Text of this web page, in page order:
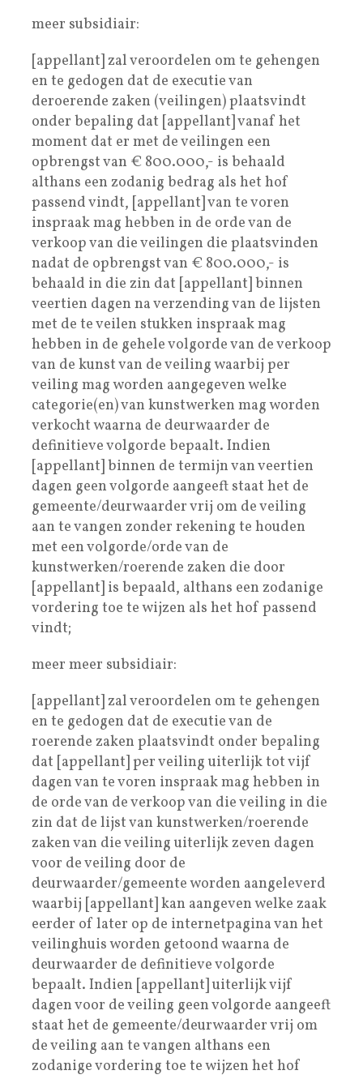
meer subsidiair:
[appellant] zal veroordelen om te gehengen
en te gedogen dat de executie van
deroerende zaken (veilingen) plaatsvindt
onder bepaling dat [appellant] vanaf het
moment dat er met de veilingen een
opbrengst van € 800.000,- is behaald
althans een zodanig bedrag als het hof
passend vindt, [appellant] van te voren
inspraak mag hebben in de orde van de
verkoop van die veilingen die plaatsvinden
nadat de opbrengst van € 800.000,- is
behaald in die zin dat [appellant] binnen
veertien dagen na verzending van de lijsten
met de te veilen stukken inspraak mag
hebben in de gehele volgorde van de verkoop
van de kunst van de veiling waarbij per
veiling mag worden aangegeven welke
categorie(en) van kunstwerken mag worden
verkocht waarna de deurwaarder de
definitieve volgorde bepaalt. Indien
[appellant] binnen de termijn van veertien
dagen geen volgorde aangeeft staat het de
gemeente/deurwaarder vrij om de veiling
aan te vangen zonder rekening te houden
met een volgorde/orde van de
kunstwerken/roerende zaken die door
[appellant] is bepaald, althans een zodanige
vordering toe te wijzen als het hof passend
vindt;
meer meer subsidiair:
[appellant] zal veroordelen om te gehengen
en te gedogen dat de executie van de
roerende zaken plaatsvindt onder bepaling
dat [appellant] per veiling uiterlijk tot vijf
dagen van te voren inspraak mag hebben in
de orde van de verkoop van die veiling in die
zin dat de lijst van kunstwerken/roerende
zaken van die veiling uiterlijk zeven dagen
voor de veiling door de
deurwaarder/gemeente worden aangeleverd
waarbij [appellant] kan aangeven welke zaak
eerder of later op de internetpagina van het
veilinghuis worden getoond waarna de
deurwaarder de definitieve volgorde
bepaalt. Indien [appellant] uiterlijk vijf
dagen voor de veiling geen volgorde aangeeft
staat het de gemeente/deurwaarder vrij om
de veiling aan te vangen althans een
zodanige vordering toe te wijzen het hof